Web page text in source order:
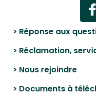
> Réponse aux
> Réclamation,
> Nous rejoindre
> Documents à